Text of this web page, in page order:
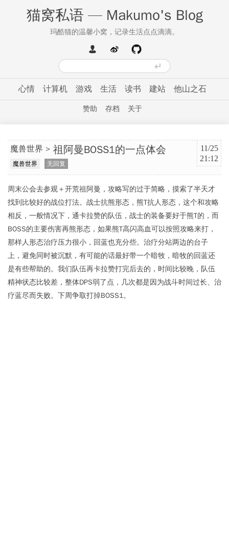
猫窝私语 — Makumo's Blog
玛酷猫的温馨小窝，记录生活点点滴滴。
心情 计算机 游戏 生活 读书 建站 他山之石
赞助 存档 关于
11/25
21:12
魔兽世界 祖阿曼BOSS1的一点体会
魔兽世界 无回复
周末公会去参观＋开荒祖阿曼，攻略写的过于简略，摸索了半天才
找到比较好的战位打法。战士抗熊形态，熊T抗人形态，这个和攻略
相反，一般情况下，通卡拉赞的队伍，战士的装备要好于熊T的，而
BOSS的主要伤害再熊形态，如果熊T高闪高血可以按照攻略来打，
那样人形态治疗压力很小，回蓝也充分些。治疗分站两边的台子
上，避免同时被沉默，有可能的话最好带一个暗牧，暗牧的回蓝还
是有些帮助的。我们队伍再卡拉赞打完后去的，时间比较晚，队伍
精神状态比较差，整体DPS弱了点，几次都是因为战斗时间过长、治
疗蓝尽而失败。下周争取打掉BOSS1。